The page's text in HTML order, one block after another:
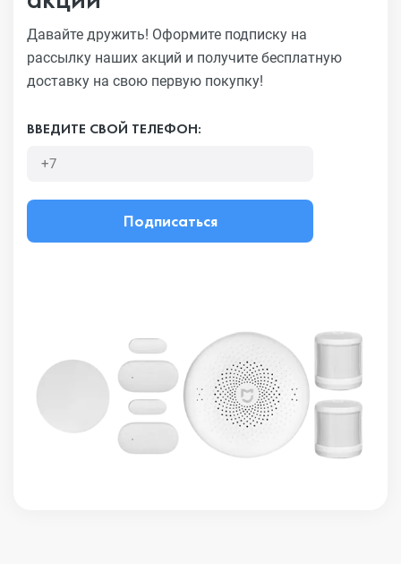
Давайте дружить! Оформите подписку на
рассылку наших акций и получите бесплатную
доставку на свою первую покупку!
ВВЕДИТЕ СВОЙ ТЕЛЕФОН:
Подписаться